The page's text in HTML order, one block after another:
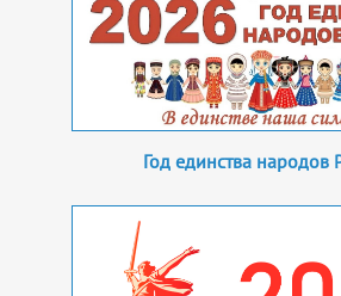
Год единства народов